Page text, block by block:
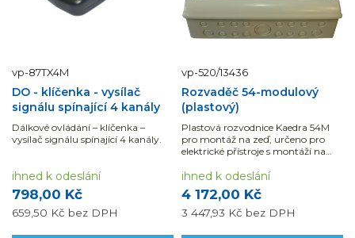
vp-87TX4M
DO - klíčenka - vysílač
signálu spínající 4 kanály
Dálkové ovládání – klíčenka –
vysílač signálu spínající 4 kanály.
798,00 Kč
659,50 Kč bez DPH
ihned k odeslání
vp-520/13436
Rozvaděč 54-modulový
(plastový)
Plastová rozvodnice Kaedra 54M
pro montáž na zeď, určeno pro
elektrické přístroje s montáží na
4 172,00 Kč
3 447,93 Kč bez DPH
ihned k odeslání